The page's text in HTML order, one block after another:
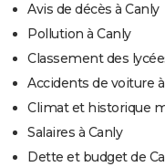
Avis de décès à Canly
Pollution à Canly
Classement des
Accidents de voiture
Climat et historique
Salaires à Canly
Dette et budget de